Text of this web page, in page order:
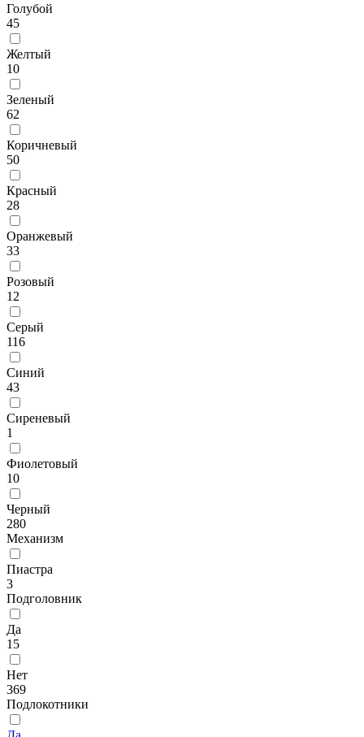
Голубой
45
Желтый
10
Зеленый
62
Коричневый
50
Красный
28
Оранжевый
33
Розовый
12
Серый
116
Синий
43
Сиреневый
1
Фиолетовый
10
Черный
280
Механизм
Пиастра
3
Подголовник
Да
15
Нет
369
Подлокотники